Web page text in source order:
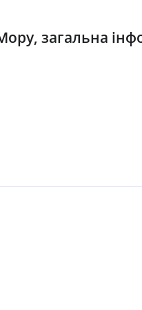
загальна